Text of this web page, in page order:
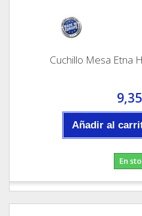
Cuchillo Mesa Etna
Añadir al
En